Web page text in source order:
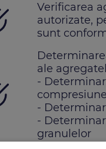
Verificarea
autorizate,
sunt
ale
-
compresiune
-
-
granulelor